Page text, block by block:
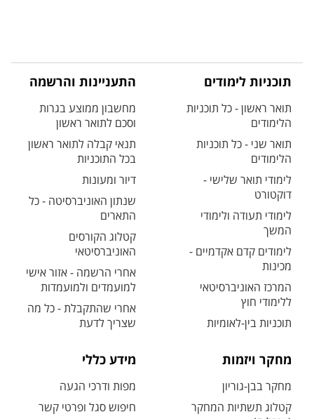
תוכניות לימודים
תואר ראשון - כל תוכניות
הלימודים
תואר שני - כל תוכניות
הלימודים
לימודי תואר שלישי -
דוקטורט
לימודי תעודה ולימודי
המשך
לימודים קדם אקדמיים -
מכינות
המרכז האוניברסיטאי
ללימודי חוץ
תוכניות בין-לאומיות
התעניינות והרשמה
מחשבון ממוצע בגרות
וסכם לתואר ראשון
תנאי קבלה לתואר ראשון
בכל התוכניות
דיור ומעונות
שנתון האוניברסיטה - כל
התארים
קטלוג הקורסים
האוניברסיטאי
אחרי הרשמה - אזור אישי
למועמדים ולמועמדות
אחרי שהתקבלת - כל מה
שצריך לדעת
מחקר ויזמות
מחקר בבן-גוריון
קטלוג תשתיות המחקר
מידע כללי
מפות ודרכי הגעה
חיפוש סגל ופרטי קשר